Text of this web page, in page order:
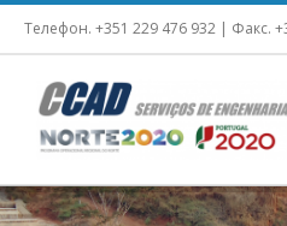
Телефон. +351 229 476 932 | Факс.